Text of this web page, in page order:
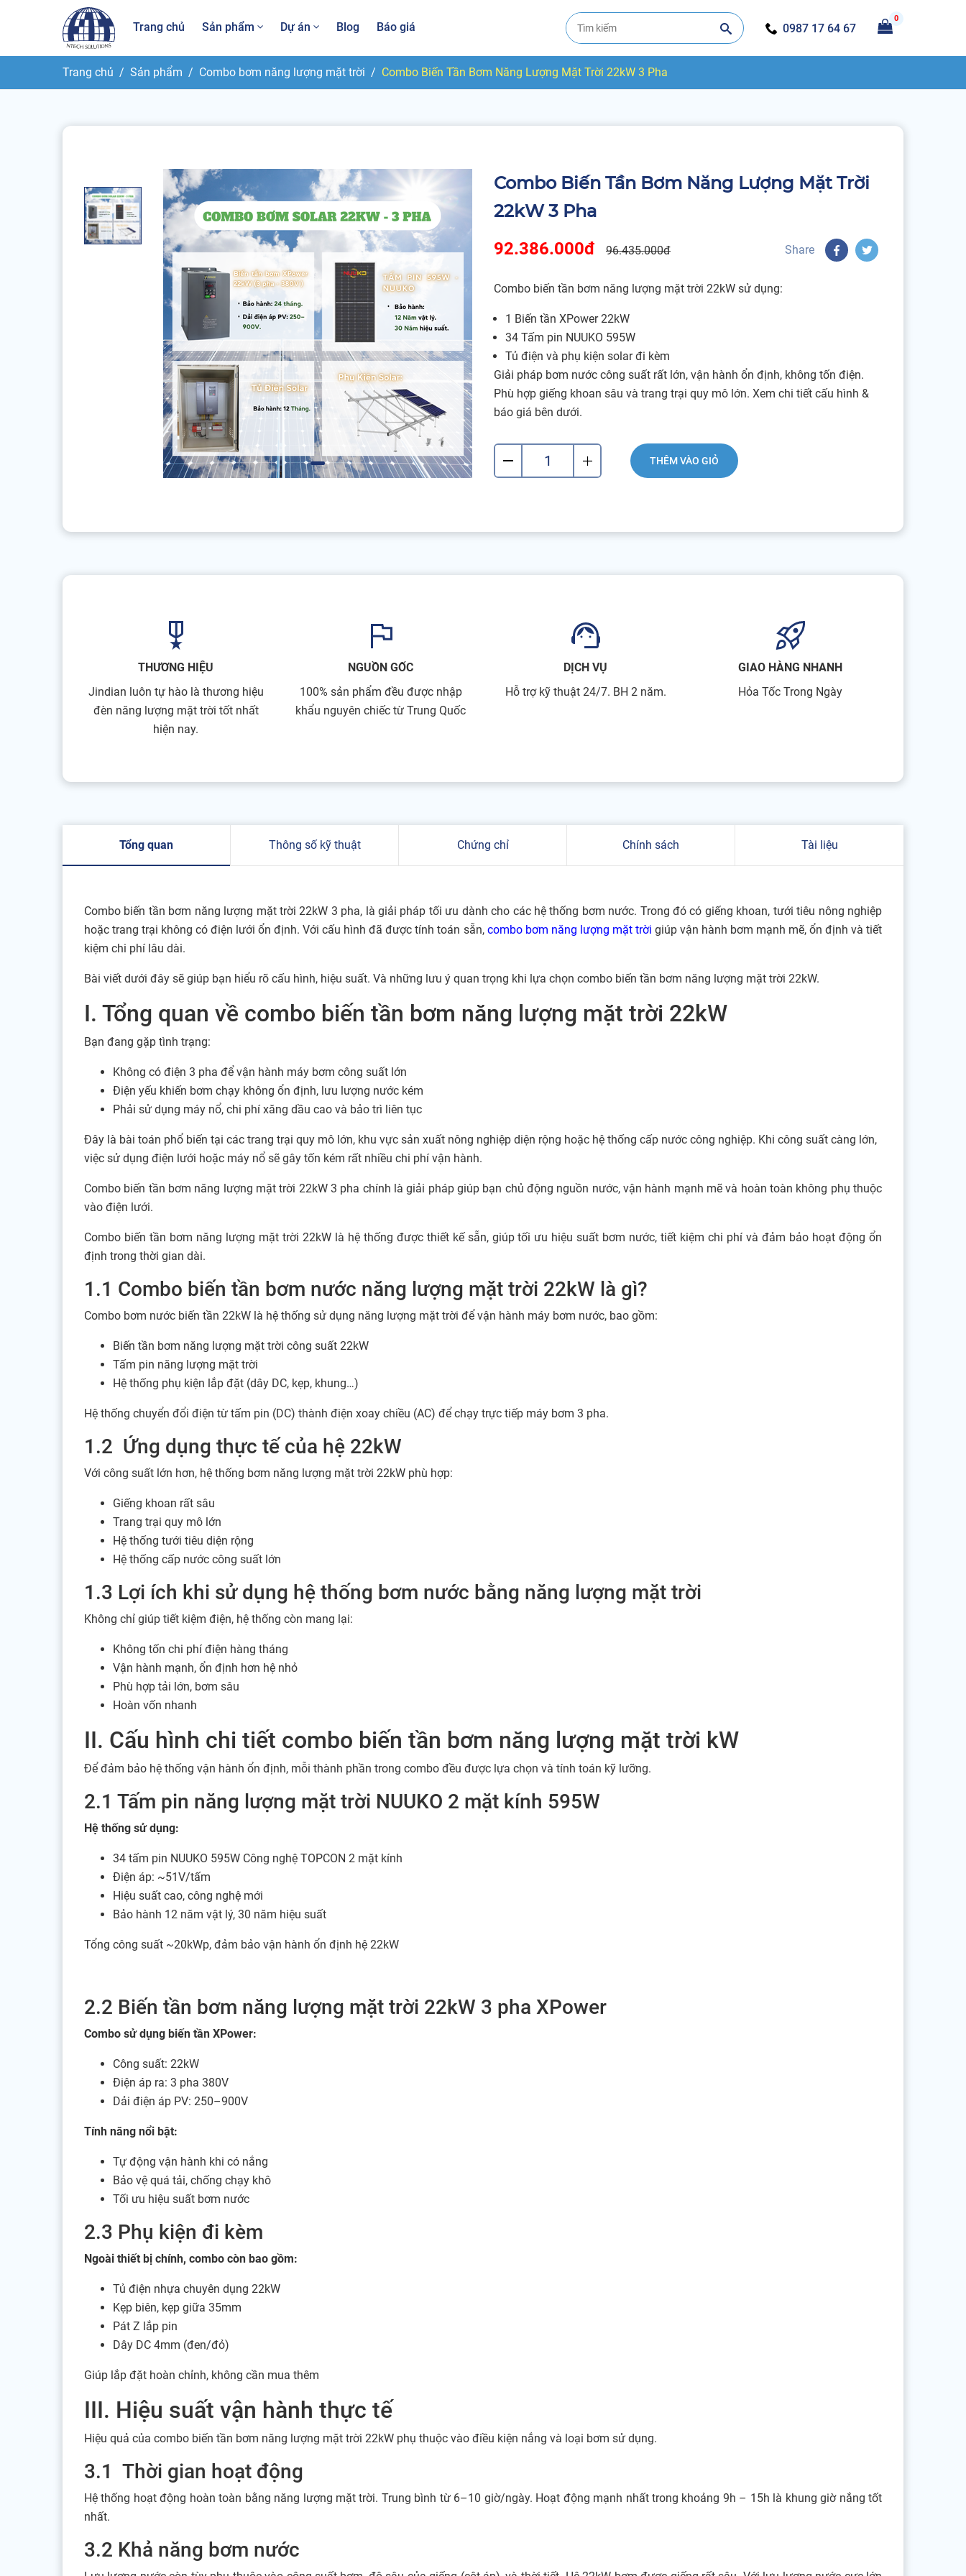
Trang chủ Sản phẩm Dự án Blog Báo giá 0987 17 64 67
0
Trang chủ Sản phẩm Combo bơm năng lượng mặt trời Combo Biến Tần Bơm Năng Lượng Mặt Trời 22kW 3 Pha
Combo Biến Tần Bơm Năng Lượng Mặt Trời
22kW 3 Pha
92.386.000đ 96.435.000đ Share
Combo biến tần bơm năng lượng mặt trời 22kW sử dụng:
1 Biến tần XPower 22kW
34 Tấm pin NUUKO 595W
Tủ điện và phụ kiện solar đi kèm
Giải pháp bơm nước công suất rất lớn, vận hành ổn định, không tốn điện.
Phù hợp giếng khoan sâu và trang trại quy mô lớn. Xem chi tiết cấu hình &
báo giá bên dưới.
THÊM VÀO GIỎ
THƯƠNG HIỆU
Jindian luôn tự hào là thương hiệu
đèn năng lượng mặt trời tốt nhất
hiện nay.
NGUỒN GỐC
100% sản phẩm đều được nhập
khẩu nguyên chiếc từ Trung Quốc
DỊCH VỤ
Hỗ trợ kỹ thuật 24/7. BH 2 năm.
GIAO HÀNG NHANH
Hỏa Tốc Trong Ngày
Tổng quan Thông số kỹ thuật Chứng chỉ Chính sách Tài liệu
Combo biến tần bơm năng lượng mặt trời 22kW 3 pha, là giải pháp tối ưu dành cho các hệ thống bơm nước. Trong đó có giếng khoan, tưới tiêu nông nghiệp
hoặc trang trại không có điện lưới ổn định. Với cấu hình đã được tính toán sẵn, combo bơm năng lượng mặt trời giúp vận hành bơm mạnh mẽ, ổn định và tiết
kiệm chi phí lâu dài.
Bài viết dưới đây sẽ giúp bạn hiểu rõ cấu hình, hiệu suất. Và những lưu ý quan trọng khi lựa chọn combo biến tần bơm năng lượng mặt trời 22kW.
I. Tổng quan về combo biến tần bơm năng lượng mặt trời 22kW
Bạn đang gặp tình trạng:
Không có điện 3 pha để vận hành máy bơm công suất lớn
Điện yếu khiến bơm chạy không ổn định, lưu lượng nước kém
Phải sử dụng máy nổ, chi phí xăng dầu cao và bảo trì liên tục
Đây là bài toán phổ biến tại các trang trại quy mô lớn, khu vực sản xuất nông nghiệp diện rộng hoặc hệ thống cấp nước công nghiệp. Khi công suất càng lớn,
việc sử dụng điện lưới hoặc máy nổ sẽ gây tốn kém rất nhiều chi phí vận hành.
Combo biến tần bơm năng lượng mặt trời 22kW 3 pha chính là giải pháp giúp bạn chủ động nguồn nước, vận hành mạnh mẽ và hoàn toàn không phụ thuộc
vào điện lưới.
Combo biến tần bơm năng lượng mặt trời 22kW là hệ thống được thiết kế sẵn, giúp tối ưu hiệu suất bơm nước, tiết kiệm chi phí và đảm bảo hoạt động ổn
định trong thời gian dài.
1.1 Combo biến tần bơm nước năng lượng mặt trời 22kW là gì?
Combo bơm nước biến tần 22kW là hệ thống sử dụng năng lượng mặt trời để vận hành máy bơm nước, bao gồm:
Biến tần bơm năng lượng mặt trời công suất 22kW
Tấm pin năng lượng mặt trời
Hệ thống phụ kiện lắp đặt (dây DC, kẹp, khung…)
Hệ thống chuyển đổi điện từ tấm pin (DC) thành điện xoay chiều (AC) để chạy trực tiếp máy bơm 3 pha.
1.2 Ứng dụng thực tế của hệ 22kW
Với công suất lớn hơn, hệ thống bơm năng lượng mặt trời 22kW phù hợp:
Giếng khoan rất sâu
Trang trại quy mô lớn
Hệ thống tưới tiêu diện rộng
Hệ thống cấp nước công suất lớn
1.3 Lợi ích khi sử dụng hệ thống bơm nước bằng năng lượng mặt trời
Không chỉ giúp tiết kiệm điện, hệ thống còn mang lại:
Không tốn chi phí điện hàng tháng
Vận hành mạnh, ổn định hơn hệ nhỏ
Phù hợp tải lớn, bơm sâu
Hoàn vốn nhanh
II. Cấu hình chi tiết combo biến tần bơm năng lượng mặt trời kW
Để đảm bảo hệ thống vận hành ổn định, mỗi thành phần trong combo đều được lựa chọn và tính toán kỹ lưỡng.
2.1 Tấm pin năng lượng mặt trời NUUKO 2 mặt kính 595W
Hệ thống sử dụng:
34 tấm pin NUUKO 595W Công nghệ TOPCON 2 mặt kính
Điện áp: ~51V/tấm
Hiệu suất cao, công nghệ mới
Bảo hành 12 năm vật lý, 30 năm hiệu suất
Tổng công suất ~20kWp, đảm bảo vận hành ổn định hệ 22kW
2.2 Biến tần bơm năng lượng mặt trời 22kW 3 pha XPower
Combo sử dụng biến tần XPower:
Công suất: 22kW
Điện áp ra: 3 pha 380V
Dải điện áp PV: 250–900V
Tính năng nổi bật:
Tự động vận hành khi có nắng
Bảo vệ quá tải, chống chạy khô
Tối ưu hiệu suất bơm nước
2.3 Phụ kiện đi kèm
Ngoài thiết bị chính, combo còn bao gồm:
Tủ điện nhựa chuyên dụng 22kW
Kẹp biên, kẹp giữa 35mm
Pát Z lắp pin
Dây DC 4mm (đen/đỏ)
Giúp lắp đặt hoàn chỉnh, không cần mua thêm
III. Hiệu suất vận hành thực tế
Hiệu quả của combo biến tần bơm năng lượng mặt trời 22kW phụ thuộc vào điều kiện nắng và loại bơm sử dụng.
3.1 Thời gian hoạt động
Hệ thống hoạt động hoàn toàn bằng năng lượng mặt trời. Trung bình từ 6–10 giờ/ngày. Hoạt động mạnh nhất trong khoảng 9h – 15h là khung giờ nắng tốt
nhất.
3.2 Khả năng bơm nước